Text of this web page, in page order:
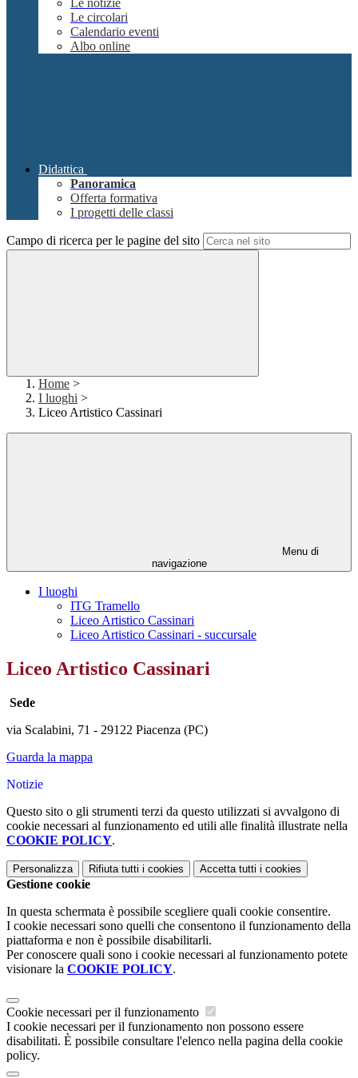
Le notizie
Le circolari
Calendario eventi
Albo online
Didattica
Panoramica
Offerta formativa
I progetti delle classi
Campo di ricerca per le pagine del sito
Home >
I luoghi >
Liceo Artistico Cassinari
Menu di
navigazione
I luoghi
ITG Tramello
Liceo Artistico Cassinari
Liceo Artistico Cassinari - succursale
Liceo Artistico Cassinari
Sede
via Scalabini, 71 - 29122 Piacenza (PC)
Guarda la mappa
Notizie
Questo sito o gli strumenti terzi da questo utilizzati si avvalgono di
cookie necessari al funzionamento ed utili alle finalità illustrate nella
COOKIE POLICY.
Personalizza Rifiuta tutti i cookies Accetta tutti i cookies
Gestione cookie
In questa schermata è possibile scegliere quali cookie consentire.
I cookie necessari sono quelli che consentono il funzionamento della
piattaforma e non è possibile disabilitarli.
Per conoscere quali sono i cookie necessari al funzionamento potete
visionare la COOKIE POLICY.
Cookie necessari per il funzionamento
I cookie necessari per il funzionamento non possono essere
disabilitati. È possibile consultare l'elenco nella pagina della cookie
policy.